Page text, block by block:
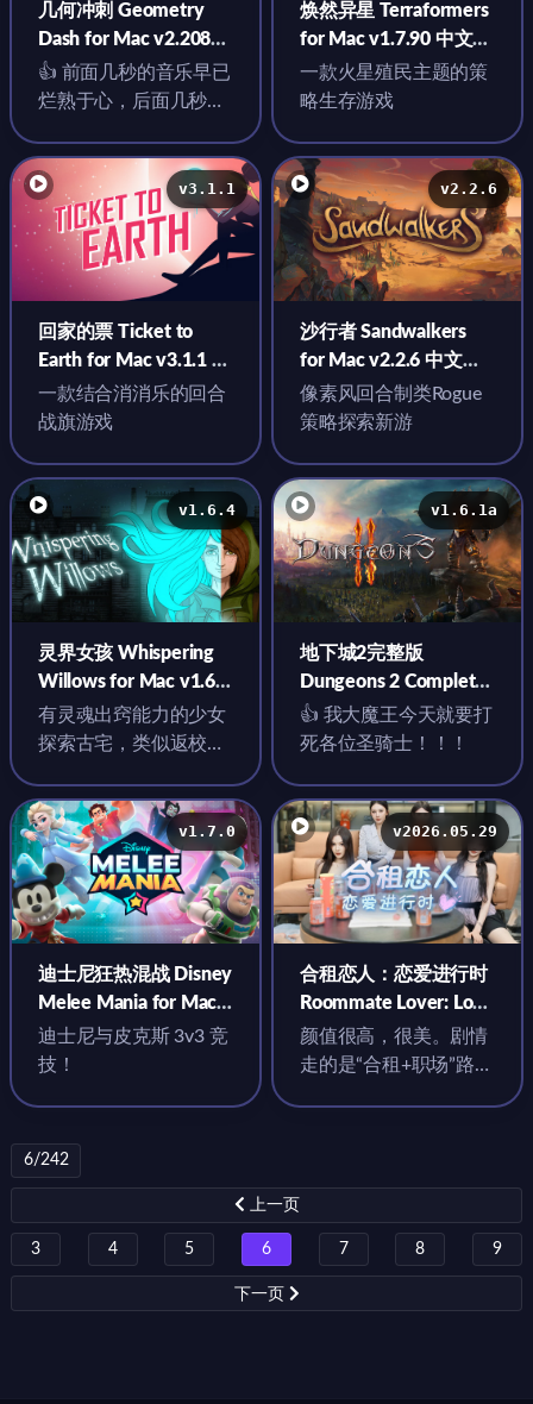
几何冲刺 Geometry
Dash for Mac v2.2081
英文原生版
👍 前面几秒的音乐早已
烂熟于心，后面几秒的
焕然异星 Terraformers
for Mac v1.7.90 中文原
生版 含DLC
一款火星殖民主题的策
略生存游戏
v3.1.1
回家的票 Ticket to
Earth for Mac v3.1.1 英
文原生版
一款结合消消乐的回合
战旗游戏
v2.2.6
沙行者 Sandwalkers
for Mac v2.2.6 中文原
生版
像素风回合制类Rogue
策略探索新游
v1.6.4
灵界女孩 Whispering
Willows for Mac v1.6.4
中文原生版
有灵魂出窍能力的少女
探索古宅，类似返校的
怖元素，主要是氛围还
不错。
v1.6.1a
地下城2完整版
Dungeons 2 Complete
Edition for Mac v1.6.1a
英文原生版附DLC
👍 我大魔王今天就要打
死各位圣骑士！！！
v1.7.0
迪士尼狂热混战 Disney
Melee Mania for Mac
v1.7.0 中文原生版
迪士尼与皮克斯 3v3 竞
技！
v2026.05.29
合租恋人：恋爱进行时
Roommate Lover: Love
in Progress for Mac
v2026.05.29 中文原生
颜值很高，很美。剧情
走的是“合租+职场”路
6/242
上一页
3 4 5 6 7 8 9
下一页